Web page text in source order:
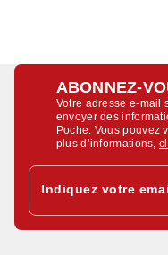
ABONNEZ-
Votre adresse e-mail
envoyer des
Poche. Vous pouvez
plus d’informations,
Indiquez votre